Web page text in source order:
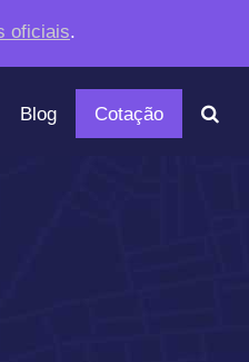
oficiais.
Blog Cotação